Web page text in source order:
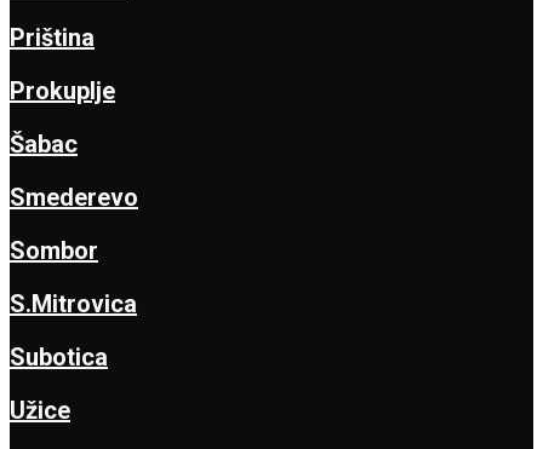
Priština
Prokuplje
Šabac
Smederevo
Sombor
S.Mitrovica
Subotica
Užice